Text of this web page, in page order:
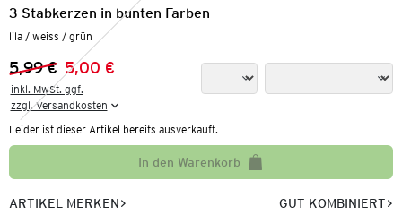
3 Stabkerzen in bunten Farben
lila / weiss / grün
Vorheriger Preis:
5,99 €
Neuer Preis:
5,00 €
inkl. MwSt. ggf.
zzgl. Versandkosten
Leider ist dieser Artikel bereits ausverkauft.
In den Warenkorb
ARTIKEL MERKEN GUT KOMBINIERT